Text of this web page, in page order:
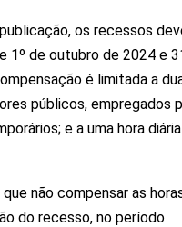
os recessos
1º de outubro de 2024 e
é limitada a
públicos, empregados
e a uma hora
não compensar as
do recesso, no período